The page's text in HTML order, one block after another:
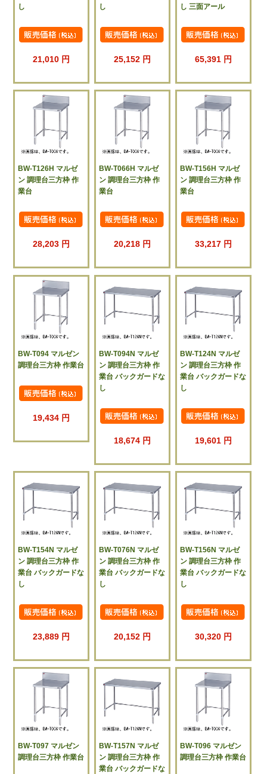
し
21,010 円
し
25,152 円
し 三面アール
65,391 円
BW-T126H マルゼ
ン 調理台三方枠 作
業台
28,203 円
BW-T066H マルゼ
ン 調理台三方枠 作
業台
20,218 円
BW-T156H マルゼ
ン 調理台三方枠 作
業台
33,217 円
BW-T094 マルゼン
調理台三方枠 作業台
19,434 円
BW-T094N マルゼ
ン 調理台三方枠 作
業台 バックガードな
し
18,674 円
BW-T124N マルゼ
ン 調理台三方枠 作
業台 バックガードな
し
19,601 円
BW-T154N マルゼ
ン 調理台三方枠 作
業台 バックガードな
し
23,889 円
BW-T076N マルゼ
ン 調理台三方枠 作
業台 バックガードな
し
20,152 円
BW-T156N マルゼ
ン 調理台三方枠 作
業台 バックガードな
し
30,320 円
BW-T097 マルゼン
調理台三方枠 作業台
BW-T157N マルゼ
ン 調理台三方枠 作
業台 バックガードな
BW-T096 マルゼン
調理台三方枠 作業台